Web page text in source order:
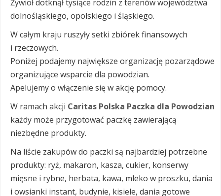
Żywioł dotknął tysiące rodzin z terenów województwa
dolnośląskiego, opolskiego i śląskiego.
W całym kraju ruszyły setki zbiórek finansowych
i rzeczowych.
Poniżej podajemy największe organizację pozarządowe
organizujące wsparcie dla powodzian.
Apelujemy o włączenie się w akcję pomocy.
W ramach akcji Caritas Polska Paczka dla Powodzian
każdy może przygotować paczkę zawierającą
niezbędne produkty.
Na liście zakupów do paczki są najbardziej potrzebne
produkty: ryż, makaron, kasza, cukier, konserwy
mięsne i rybne, herbata, kawa, mleko w proszku, dania
i owsianki instant, budynie, kisiele, dania gotowe